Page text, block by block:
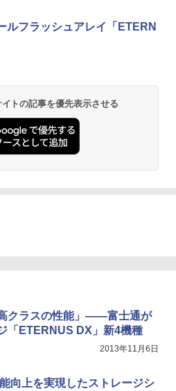
ルフラッシュアレイ「ETERN
トの記事を優先表示させる
高クラスの性能」――富士通が
「ETERNUS DX」新4機種
2013年11月6日
向上を実現したストレージシ